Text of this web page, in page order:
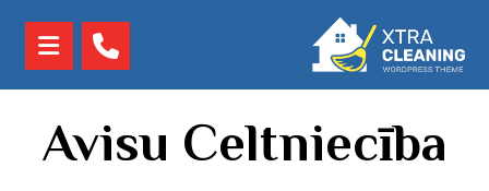
Avisu Celtniecība